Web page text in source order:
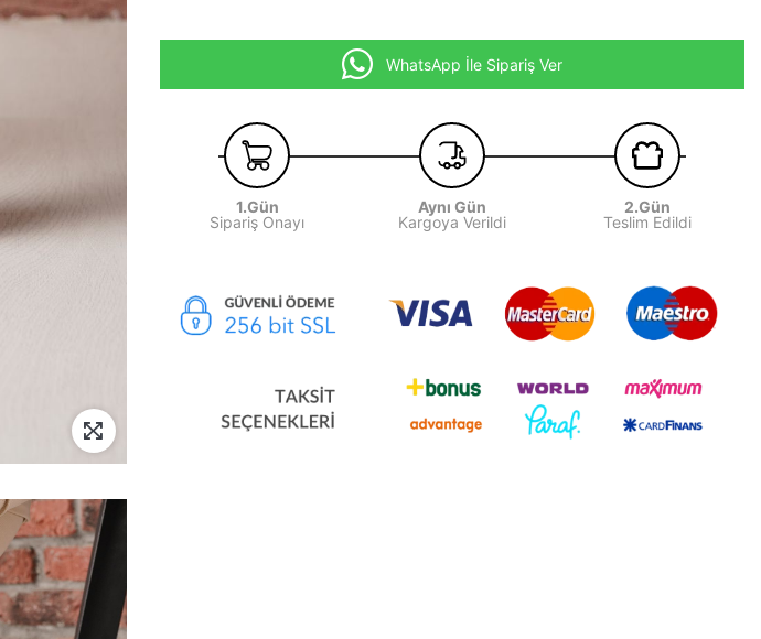
WhatsApp İle Sipariş Ver
1.Gün
Sipariş Onayı
Aynı Gün
Kargoya Verildi
2.Gün
Teslim Edildi